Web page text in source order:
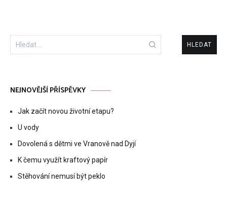
Vyhledávání
NEJNOVĚJŠÍ PŘÍSPĚVKY
Jak začít novou životní etapu?
U vody
Dovolená s dětmi ve Vranově nad Dyjí
K čemu využít kraftový papír
Stěhování nemusí být peklo